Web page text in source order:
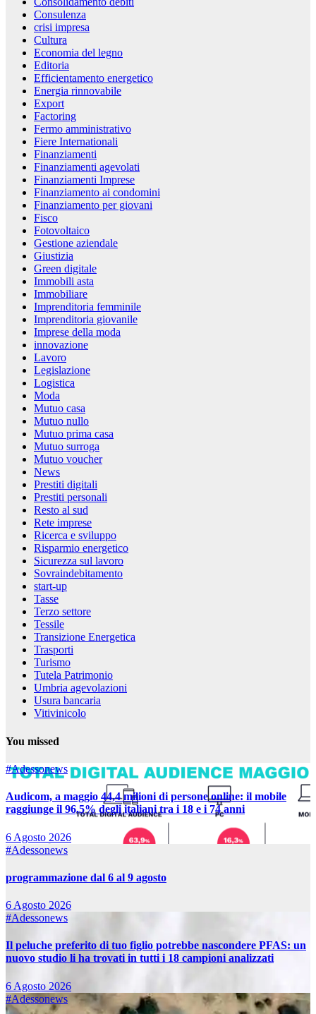
Consulenza
crisi impresa
Cultura
Economia del legno
Editoria
Efficientamento energetico
Energia rinnovabile
Export
Factoring
Fermo amministrativo
Fiere Internationali
Finanziamenti
Finanziamenti agevolati
Finanziamenti Imprese
Finanziamento ai condomini
Finanziamento per giovani
Fisco
Fotovoltaico
Gestione aziendale
Giustizia
Green digitale
Immobili asta
Immobiliare
Imprenditoria femminile
Imprenditoria giovanile
Imprese della moda
innovazione
Lavoro
Legislazione
Logistica
Moda
Mutuo casa
Mutuo nullo
Mutuo prima casa
Mutuo surroga
Mutuo voucher
News
Prestiti digitali
Prestiti personali
Resto al sud
Rete imprese
Ricerca e sviluppo
Risparmio energetico
Sicurezza sul lavoro
Sovraindebitamento
start-up
Tasse
Terzo settore
Tessile
Transizione Energetica
Trasporti
Turismo
Tutela Patrimonio
Umbria agevolazioni
Usura bancaria
Vitivinicolo
You missed
#Adessonews
Audicom, a maggio 44,4 milioni di persone online: il mobile
raggiunge il 96,5% degli italiani tra i 18 e i 74 anni
6 Agosto 2026
#Adessonews
programmazione dal 6 al 9 agosto
6 Agosto 2026
#Adessonews
Il peluche preferito di tuo figlio potrebbe nascondere PFAS: un
nuovo studio li ha trovati in tutti i 18 campioni analizzati
6 Agosto 2026
#Adessonews